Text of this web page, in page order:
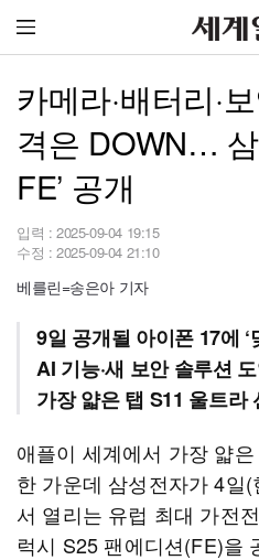
카메라·배터리·
격은 DOWN…
FE’ 공개
입력 : 2025-09-04 19:15
수정 : 2025-09-04 21:10
베를린=송은아 기자
9일 공개될 아이폰 17에 ‘
AI 기능·새 보안 솔루션
가장 얇은 탭 S11 울트라
애플이 세계에서 가장 얇
한 가운데 삼성전자가 4일
서 열리는 유럽 최대 가전
럭시 S25 팬에디션(FE)을